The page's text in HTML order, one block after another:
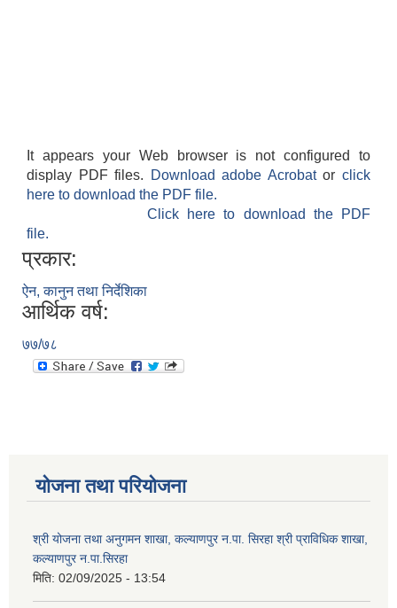
It appears your Web browser is not configured to
display PDF files.
Download adobe Acrobatorclick
here to download the PDF file.
Click here to download the PDF
file.
प्रकार:
ऐन, कानुन तथा निर्देशिका
आर्थिक वर्ष:
७७/७८
योजना तथा परियोजना
श्री योजना तथा अनुगमन शाखा, कल्याणपुर न.पा. सिरहा श्री प्राविधिक शाखा,
कल्याणपुर न.पा.सिरहा
मिति: 02/09/2025 - 13:54